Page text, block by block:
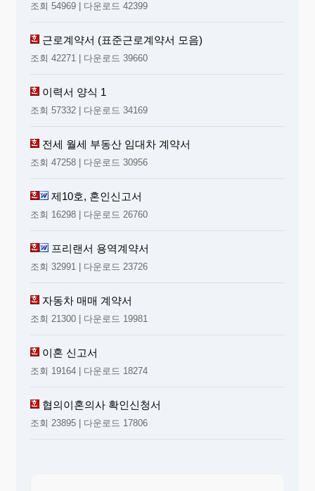
조회 54969 | 다운로드 42399
근로계약서 (표준근로계약서 모음)
조회 42271 | 다운로드 39660
이력서 양식 1
조회 57332 | 다운로드 34169
전세 월세 부동산 임대차 계약서
조회 47258 | 다운로드 30956
제10호, 혼인신고서
조회 16298 | 다운로드 26760
프리랜서 용역계약서
조회 32991 | 다운로드 23726
자동차 매매 계약서
조회 21300 | 다운로드 19981
이혼 신고서
조회 19164 | 다운로드 18274
협의이혼의사 확인신청서
조회 23895 | 다운로드 17806